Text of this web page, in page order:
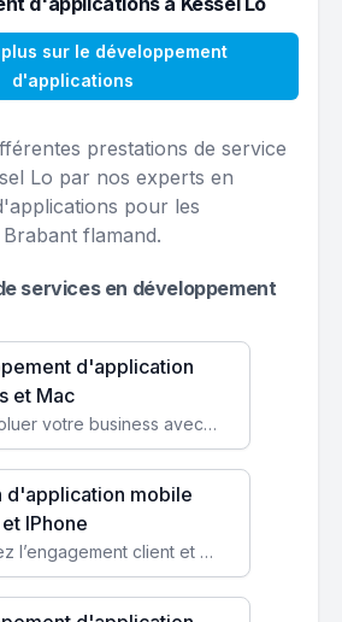
sur le développement
d'applications
prestations de service
Lo par nos experts en
pour les
flamand.
services en développement
d'application
et Mac
Faites évoluer votre business avec des solutions logicielles personnalisées, parfaitement adaptées à vos besoins spécifiques.
d'application mobile
IPhone
Augmentez l’engagement client et simplifiez vos processus avec une application mobile sur mesure, disponible sur iOS et Android.